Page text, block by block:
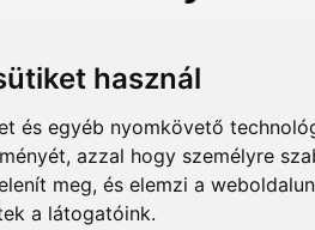
használ
és egyéb nyomkövető
azzal hogy személyre
meg, és elemzi a
a látogatóink.